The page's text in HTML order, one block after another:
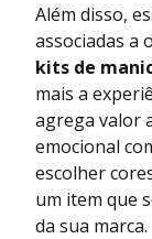
Além disso,
associadas a
kits de
mais a
agrega valor
emocional
escolher
um item que
da sua marca.